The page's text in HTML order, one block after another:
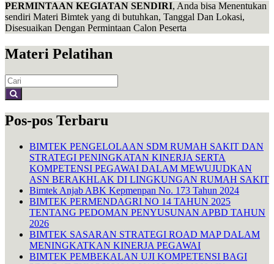
PERMINTAAN KEGIATAN SENDIRI, Anda bisa Menentukan
sendiri Materi Bimtek yang di butuhkan, Tanggal Dan Lokasi,
Disesuaikan Dengan Permintaan Calon Peserta
Materi Pelatihan
Search
for:
Pos-pos Terbaru
BIMTEK PENGELOLAAN SDM RUMAH SAKIT DAN
STRATEGI PENINGKATAN KINERJA SERTA
KOMPETENSI PEGAWAI DALAM MEWUJUDKAN
ASN BERAKHLAK DI LINGKUNGAN RUMAH SAKIT
Bimtek Anjab ABK Kepmenpan No. 173 Tahun 2024
BIMTEK PERMENDAGRI NO 14 TAHUN 2025
TENTANG PEDOMAN PENYUSUNAN APBD TAHUN
2026
BIMTEK SASARAN STRATEGI ROAD MAP DALAM
MENINGKATKAN KINERJA PEGAWAI
BIMTEK PEMBEKALAN UJI KOMPETENSI BAGI